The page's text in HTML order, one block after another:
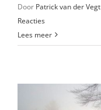
Door Patrick van der Vegt
Reacties
Lees meer